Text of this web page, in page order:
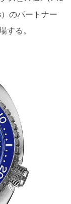
のパートナー
する。